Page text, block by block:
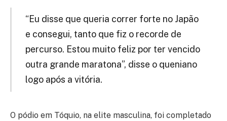
“Eu disse que queria correr forte no Japão
e consegui, tanto que fiz o recorde de
percurso. Estou muito feliz por ter vencido
outra grande maratona”, disse o queniano
logo após a vitória.
O pódio em Tóquio, na elite masculina, foi completado